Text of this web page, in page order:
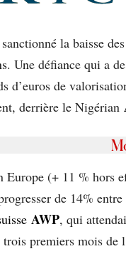
la baisse
Une défiance qui a
d’euros de
derrière le Nigérian
(+ 11 % hors
de 14%
AWP, qui
premiers mois de